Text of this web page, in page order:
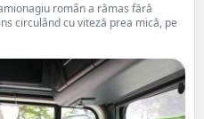
român a rămas fără
circulând cu viteză prea mică, pe